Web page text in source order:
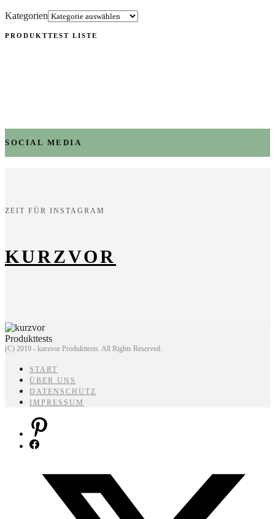
Kategorien
PRODUKTTEST LISTE
SOCIAL MEDIA
ZEIT FÜR INSTAGRAM
KURZVOR
(C) 2019 - kurzvor Produkttests. All Rights Reserved.
START
ÜBER UNS
DATENSCHUTZ
IMPRESSUM